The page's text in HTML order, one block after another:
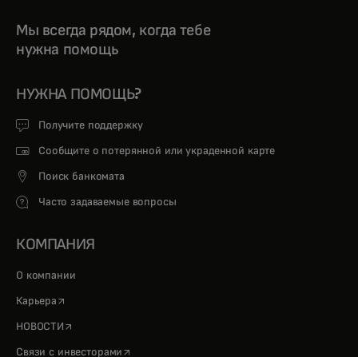
Мы всегда рядом, когда тебе
нужна помощь
НУЖНА ПОМОЩЬ?
Получите поддержку
Сообщите о потерянной или украденной карте
Поиск банкомата
Часто задаваемые вопросы
КОМПАНИЯ
О компании
Карьера opens in a new tab
НОВОСТИ opens in a new tab
Связи с инвесторами opens in a new tab